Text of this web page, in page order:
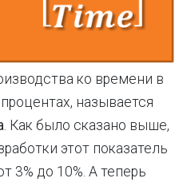
ко времени в
называется
. Как было сказано выше,
этот показатель
3% до 10%. А теперь